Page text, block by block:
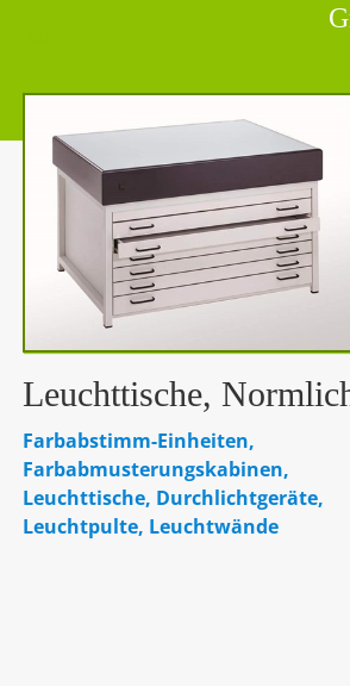
Leuchttische,
Farbabstimm-Einheiten,
Farbabmusterungskabinen,
Leuchttische, Durchlichtgeräte,
Leuchtpulte, Leuchtwände